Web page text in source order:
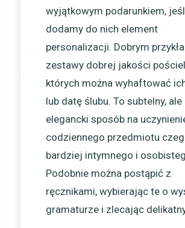
wyjątkowym podarunkiem,
dodamy do nich element
personalizacji. Dobrym
zestawy dobrej jakości
których można wyhaftować
lub datę ślubu. To subtelny, ale
elegancki sposób na
codziennego przedmiotu
bardziej intymnego i
Podobnie można postąpić z
ręcznikami, wybierając te o
gramaturze i zlecając